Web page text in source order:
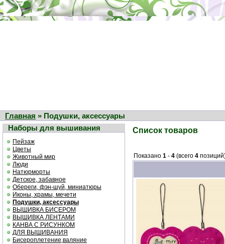
Главная » Подушки, аксессуары
Наборы для вышивания
Пейзаж
Цветы
Животный мир
Люди
Натюрморты
Детское, забавное
Обереги, фэн-шуй, миниатюры
Иконы, храмы, мечети
Подушки, аксессуары
ВЫШИВКА БИСЕРОМ
ВЫШИВКА ЛЕНТАМИ
КАНВА С РИСУНКОМ
ДЛЯ ВЫШИВАНИЯ
Бисероплетение,валяние
Список товаров
Показано 1 - 4 (всего 4